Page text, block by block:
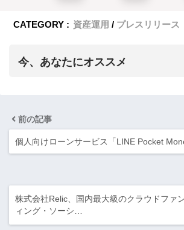
CATEGORY : 資産運用 プレスリリース
今、あなたにオススメ
前の記事
個人向けローンサービス「LINE Pocket
株式会社Relic、国内最大級のクラウドファ
ィング・ソーシ…